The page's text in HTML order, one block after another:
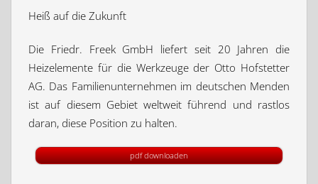
Heiß auf die Zukunft
Die Friedr. Freek GmbH liefert seit 20 Jahren die
Heizelemente für die Werkzeuge der Otto Hofstetter
AG. Das Familienunternehmen im deutschen Menden
ist auf diesem Gebiet weltweit führend und rastlos
daran, diese Position zu halten.
pdf downloaden